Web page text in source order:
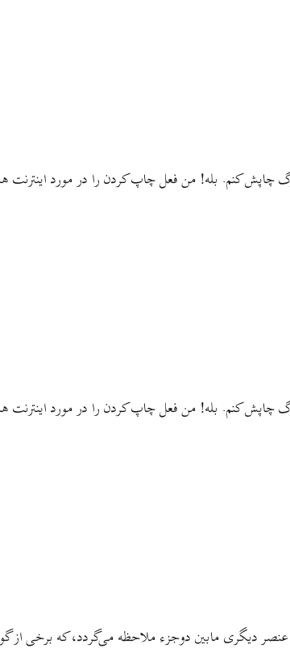
چاپش کنم. بله! من فعل چاپ کردن را در مورد اینترنت
چاپش کنم. بله! من فعل چاپ کردن را در مورد اینترنت
دیگری مابین دوجزء ملاحظه می‌گردد، که برخی از